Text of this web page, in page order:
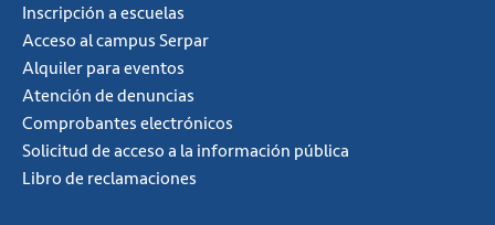
Inscripción a escuelas
Acceso al campus Serpar
Alquiler para eventos
Atención de denuncias
Comprobantes electrónicos
Solicitud de acceso a la información pública
Libro de reclamaciones